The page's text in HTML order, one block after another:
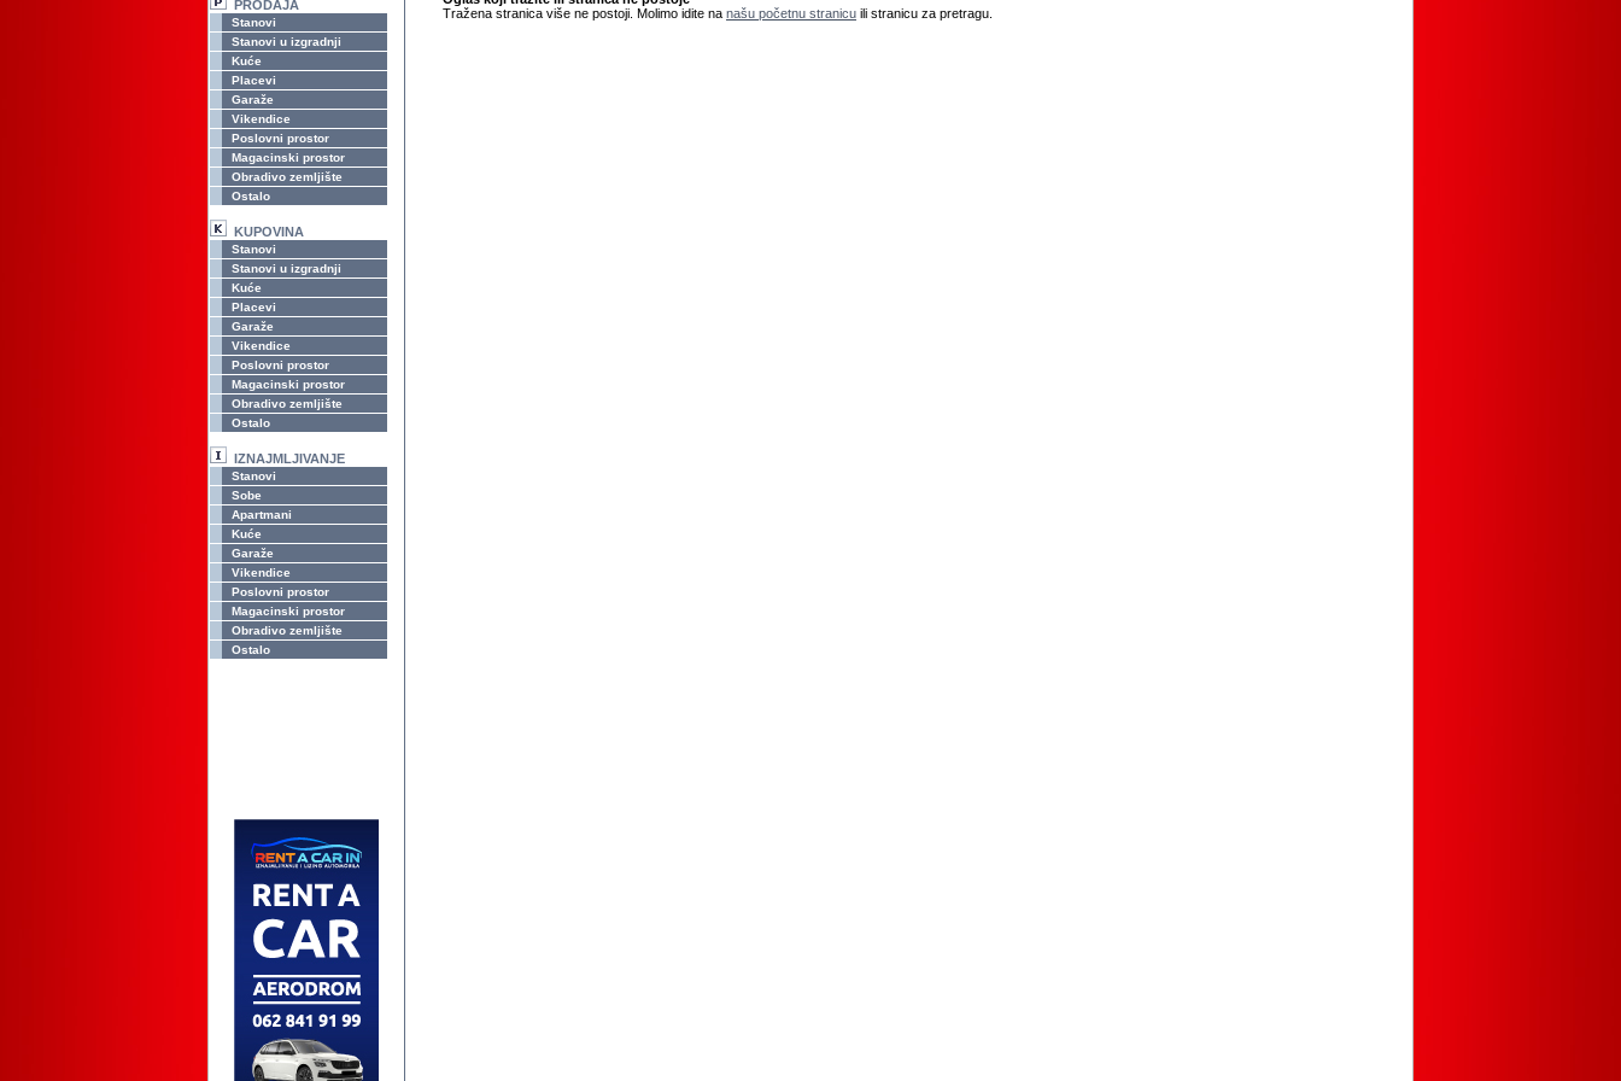
PRODAJA
Stanovi
Stanovi u izgradnji
Kuće
Placevi
Garaže
Vikendice
Poslovni prostor
Magacinski prostor
Obradivo zemljište
Ostalo
KUPOVINA
Stanovi
Stanovi u izgradnji
Kuće
Placevi
Garaže
Vikendice
Poslovni prostor
Magacinski prostor
Obradivo zemljište
Ostalo
IZNAJMLJIVANJE
Stanovi
Sobe
Apartmani
Kuće
Garaže
Vikendice
Poslovni prostor
Magacinski prostor
Obradivo zemljište
Ostalo
Tražena stranica više ne postoji. Molimo idite na našu početnu stranicu ili stranicu za pretragu.